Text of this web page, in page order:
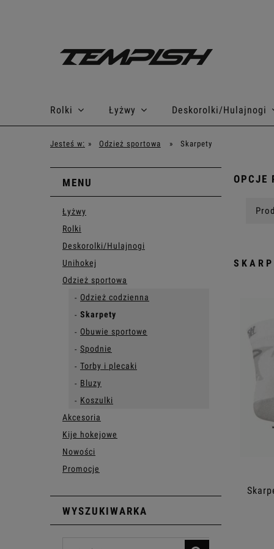
Rolki Łyżwy Deskorolki/Hulajnogi
Jesteś w: » Odzież sportowa » Skarpety
MENU
Łyżwy
Rolki
Deskorolki/Hulajnogi
Unihokej
Odzież sportowa
Odzież codzienna
Skarpety
Obuwie sportowe
Spodnie
Torby i plecaki
Bluzy
Koszulki
Akcesoria
Kije hokejowe
Nowości
Promocje
WYSZUKIWARKA
OPCJE